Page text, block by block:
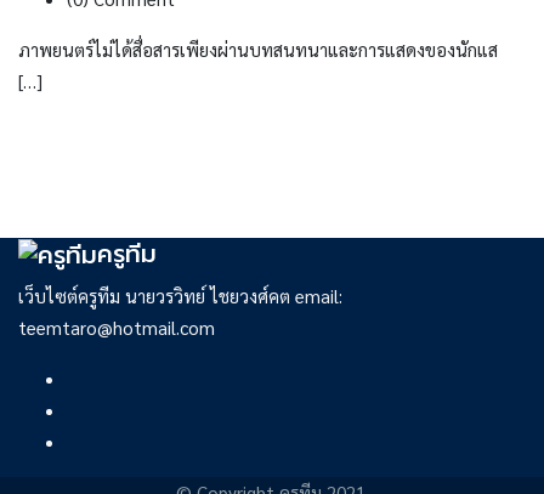
ภาพยนตร์ไม่ได้สื่อสารเพียงผ่านบทสนทนาและการแสดงของนักแส
[…]
ครูทีม
เว็บไซต์ครูทีม นายวรวิทย์ ไชยวงศ์คต email:
teemtaro@hotmail.com